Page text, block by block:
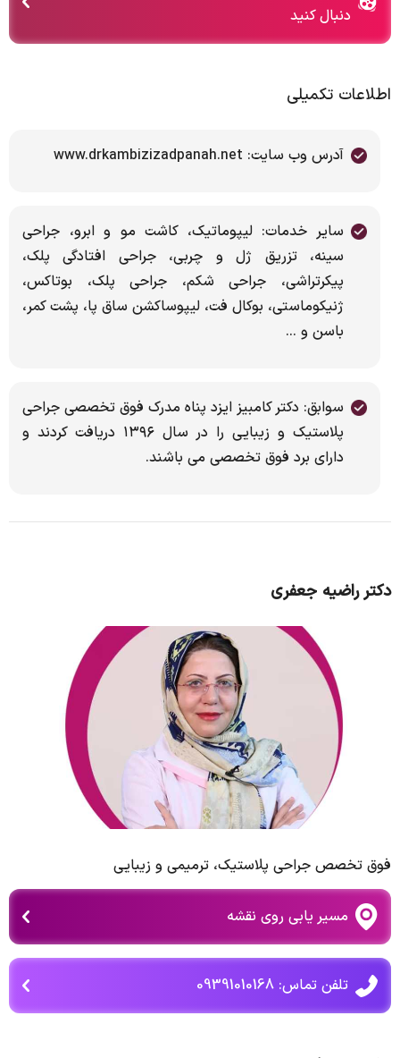
دنبال کنید
اطلاعات تکمیلی
آدرس وب سایت: www.drkambizizadpanah.net
سایر خدمات: لیپوماتیک، کاشت مو و ابرو، جراحی
سینه، تزریق ژل و چربی، جراحی افتادگی پلک،
پیکرتراشی، جراحی شکم، جراحی پلک، بوتاکس،
ژنیکوماستی، بوکال فت، لیپوساکشن ساق پا، پشت کمر،
باسن و ...
سوابق: دکتر کامبیز ایزد پناه مدرک فوق تخصصی جراحی
پلاستیک و زیبایی را در سال ۱۳۹۶ دریافت کردند و
دارای برد فوق تخصصی می باشند.
دکتر راضیه جعفری
فوق تخصص جراحی پلاستیك، ترمیمی و زیبایی
مسیر یابی روی نقشه
تلفن تماس: 09391010168